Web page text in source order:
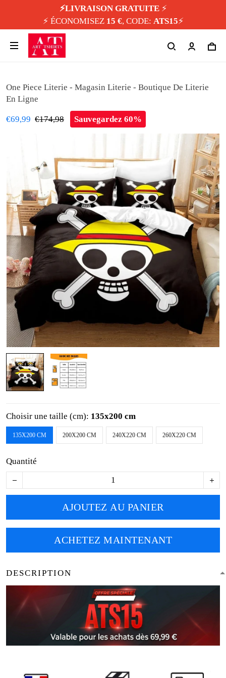
⚡️LIVRAISON GRATUITE⚡️
⚡️ ÉCONOMISEZ 15 €, CODE: ATS15⚡️
One Piece Literie - Magasin Literie - Boutique De Literie
En Ligne
€69,99 €174,98 Sauvegardez 60%
Choisir une taille (cm): 135x200 cm
135X200 CM 200X200 CM 240X220 CM 260X220 CM
Quantité
AJOUTEZ AU PANIER
ACHETEZ MAINTENANT
DESCRIPTION